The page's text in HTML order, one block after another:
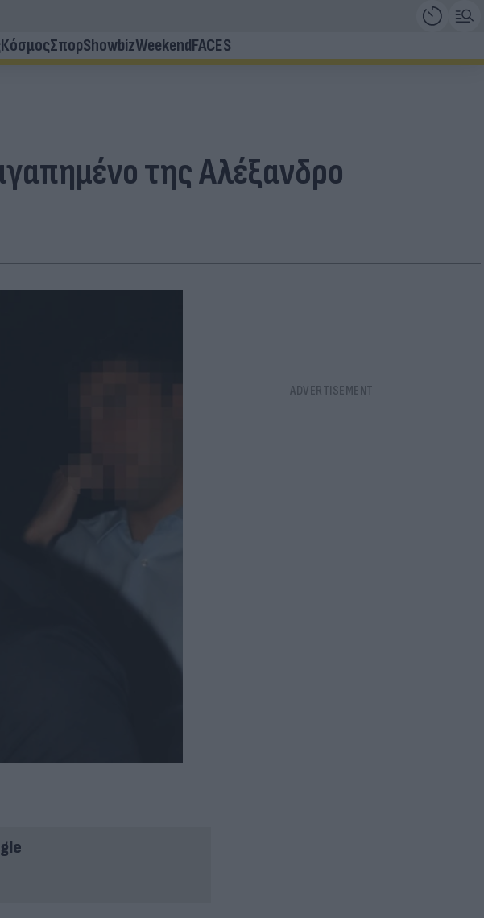
ΚόσμοςΣπορShowbizWeekendFACES
της Αλέξανδρο